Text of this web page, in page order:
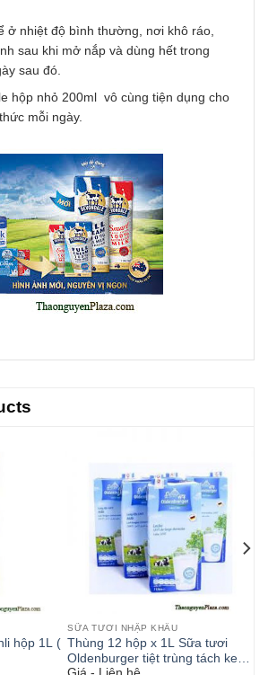
ở nhiệt độ bình thường, nơi khô ráo,
sau khi mở nắp và dùng hết trong
sau đó.
hộp nhỏ 200ml vô cùng tiện dụng cho
mỗi ngày.
hộp 1L (
SỮA TƯƠI NHẬP KHẨU
Thùng 12 hộp x 1L Sữa tươi
Oldenburger tiệt trùng tách kem